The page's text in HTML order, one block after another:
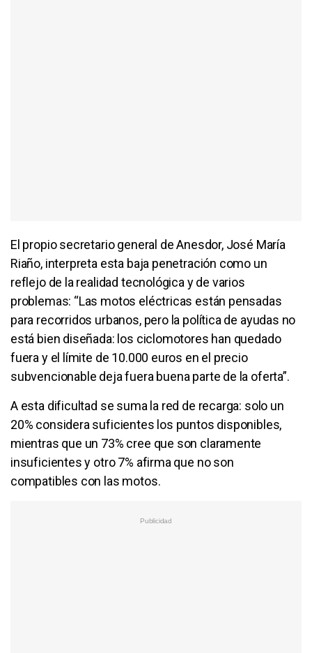
El propio secretario general de Anesdor, José María
Riaño, interpreta esta baja penetración como un
reflejo de la realidad tecnológica y de varios
problemas: “Las motos eléctricas están pensadas
para recorridos urbanos, pero la política de ayudas no
está bien diseñada: los ciclomotores han quedado
fuera y el límite de 10.000 euros en el precio
subvencionable deja fuera buena parte de la oferta”.
A esta dificultad se suma la red de recarga: solo un
20% considera suficientes los puntos disponibles,
mientras que un 73% cree que son claramente
insuficientes y otro 7% afirma que no son
compatibles con las motos.